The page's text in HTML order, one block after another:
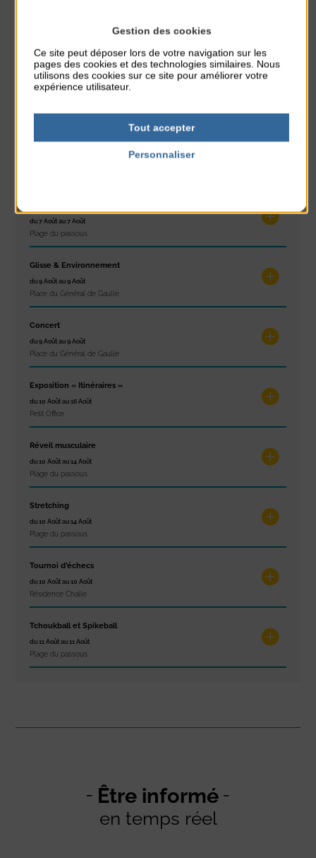
À noter aussi
Réveil musculaire
Plage du passous
Stretching
du 7 Août au 7 Août
Plage du passous
Glisse & Environnement
du 9 Août au 9 Août
Place du Général de Gaulle
Concert
du 9 Août au 9 Août
Place du Général de Gaulle
Exposition « Itinéraires »
du 10 Août au 16 Août
Petit Office
Réveil musculaire
du 10 Août au 14 Août
Plage du passous
Stretching
du 10 Août au 14 Août
Plage du passous
Tournoi d’échecs
du 10 Août au 10 Août
Résidence Challe
Tchoukball et Spikeball
du 11 Août au 11 Août
Plage du passous
Être informé
en temps réel
Gestion des cookies
Ce site peut déposer lors de votre navigation sur les
pages des cookies et des technologies similaires. Nous
utilisons des cookies sur ce site pour améliorer votre
expérience utilisateur.
Tout accepter
Personnaliser